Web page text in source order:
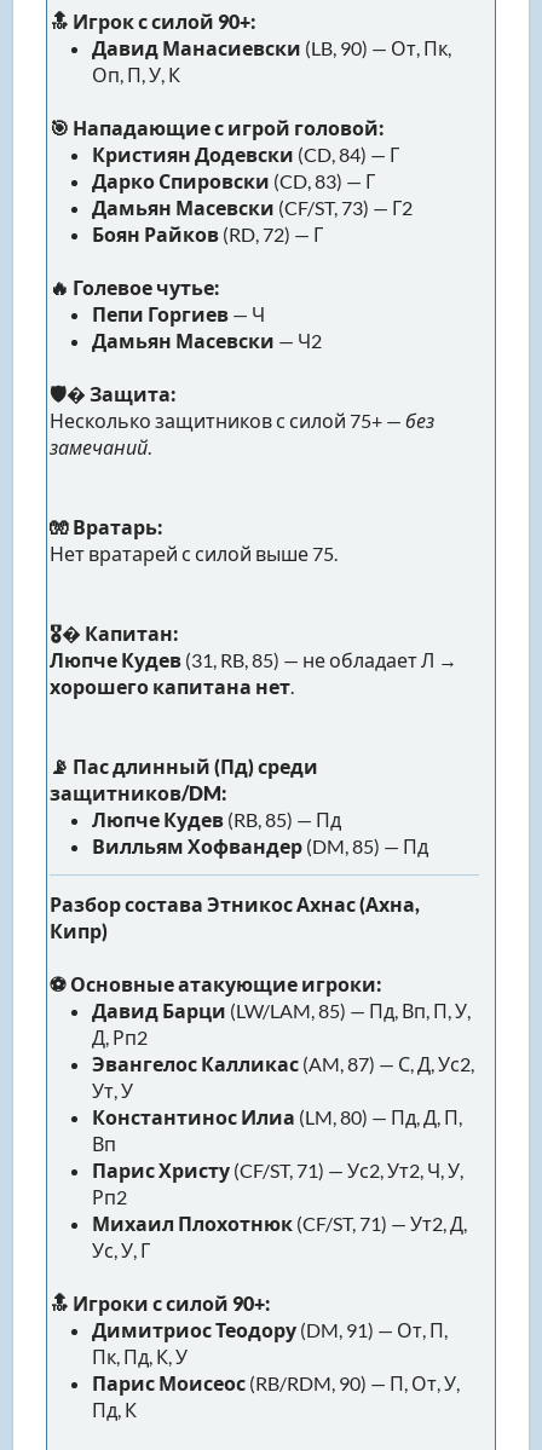
🔝 Игрок с силой 90+:
Давид Манасиевски (LB, 90) — От, Пк,
Оп, П, У, К
🎯 Нападающие с игрой головой:
Кристиян Додевски (CD, 84) — Г
Дарко Спировски (CD, 83) — Г
Дамьян Масевски (CF/ST, 73) — Г2
Боян Райков (RD, 72) — Г
🔥 Голевое чутье:
Пепи Горгиев — Ч
Дамьян Масевски — Ч2
🛡� Защита:
Несколько защитников с силой 75+ —без
замечаний.
🧤 Вратарь:
Нет вратарей с силой выше 75.
🎖� Капитан:
Люпче Кудев (31, RB, 85) — не обладает Л →
хорошего капитана нет.
📡 Пас длинный (Пд) среди
защитников/DM:
Люпче Кудев (RB, 85) — Пд
Вилльям Хофвандер (DM, 85) — Пд
Разбор состава Этникос Ахнас (Ахна,
Кипр)
⚽ Основные атакующие игроки:
Давид Барци (LW/LAM, 85) — Пд, Вп, П, У,
Д, Рп2
Эвангелос Калликас (AM, 87) — С, Д, Ус2,
Ут, У
Константинос Илиа (LM, 80) — Пд, Д, П,
Вп
Парис Христу (CF/ST, 71) — Ус2, Ут2, Ч, У,
Рп2
Михаил Плохотнюк (CF/ST, 71) — Ут2, Д,
Ус, У, Г
🔝 Игроки с силой 90+:
Димитриос Теодору (DM, 91) — От, П,
Пк, Пд, К, У
Парис Моисеос (RB/RDM, 90) — П, От, У,
Пд, К